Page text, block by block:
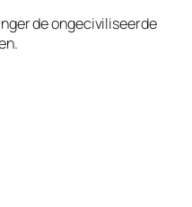
de ongeciviliseerde